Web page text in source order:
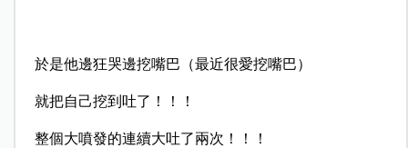
於是他邊狂哭邊挖嘴巴（最近很愛挖嘴巴）
就把自己挖到吐了！！！
整個大噴發的連續大吐了兩次！！！